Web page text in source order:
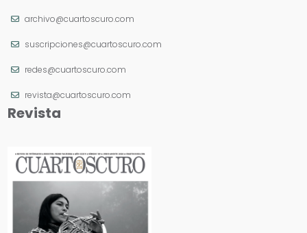
archivo@cuartoscuro.com
suscripciones@cuartoscuro.com
redes@cuartoscuro.com
revista@cuartoscuro.com
Revista